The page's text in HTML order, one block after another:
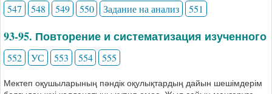
547
548 549 550 Задание на анализ 551
93-95. Повторение и систематизация изученного
552 УС 553 554 555
Мектеп оқушыларының пәндік оқулықтардың дайын шешімдерім